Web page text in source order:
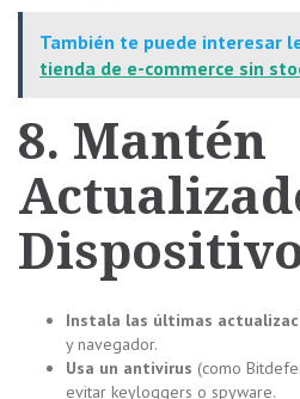
También te puede interesar
tienda de e-commerce sin
8. Mantén
Instala las últimas
y navegador.
Usa un antivirus (como
evitar keyloggers o spyware.